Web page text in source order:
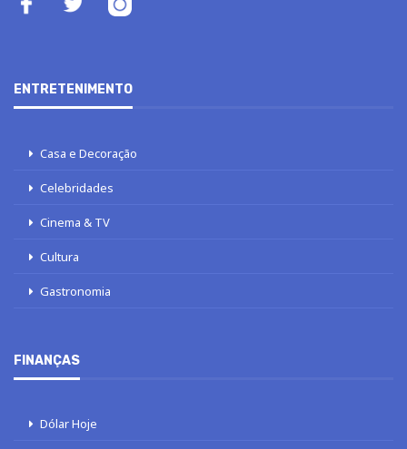
ENTRETENIMENTO
Casa e Decoração
Celebridades
Cinema & TV
Cultura
Gastronomia
FINANÇAS
Dólar Hoje